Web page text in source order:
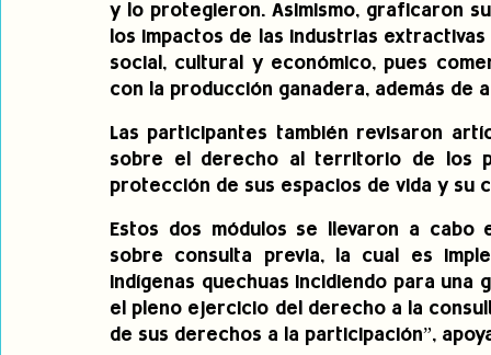
y lo protegieron. Asimismo, graficaron
los impactos de las industrias
social, cultural y económico, pues
con la producción ganadera, además de
Las participantes también revisaron
sobre el derecho al territorio de los
protección de sus espacios de vida y su
Estos dos módulos se llevaron a cabo
sobre consulta previa, la cual es
indígenas quechuas incidiendo para
el pleno ejercicio del derecho a la
de sus derechos a la participación”,